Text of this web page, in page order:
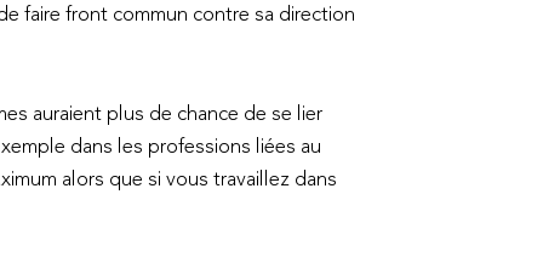
faire front commun contre sa direction
auraient plus de chance de se lier
dans les professions liées au
alors que si vous travaillez dans